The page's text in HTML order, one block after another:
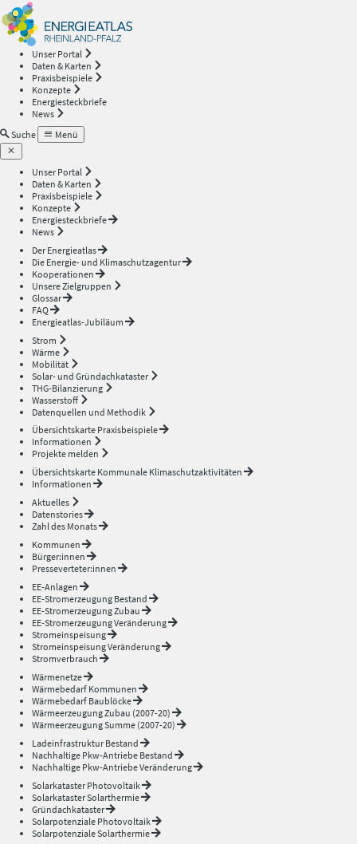
Unser Portal
Daten & Karten
Praxisbeispiele
Konzepte
Energiesteckbriefe
News
Suche
Menü
Unser Portal
Daten & Karten
Praxisbeispiele
Konzepte
Energiesteckbriefe
News
Der Energieatlas
Die Energie- und Klimaschutzagentur
Kooperationen
Unsere Zielgruppen
Glossar
FAQ
Energieatlas-Jubiläum
Strom
Wärme
Mobilität
Solar- und Gründachkataster
THG-Bilanzierung
Wasserstoff
Datenquellen und Methodik
Übersichtskarte Praxisbeispiele
Informationen
Projekte melden
Übersichtskarte Kommunale Klimaschutzaktivitäten
Informationen
Aktuelles
Datenstories
Zahl des Monats
Kommunen
Bürger:innen
Presseverteter:innen
EE-Anlagen
EE-Stromerzeugung Bestand
EE-Stromerzeugung Zubau
EE-Stromerzeugung Veränderung
Stromeinspeisung
Stromeinspeisung Veränderung
Stromverbrauch
Wärmenetze
Wärmebedarf Kommunen
Wärmebedarf Baublöcke
Wärmeerzeugung Zubau (2007-20)
Wärmeerzeugung Summe (2007-20)
Ladeinfrastruktur Bestand
Nachhaltige Pkw-Antriebe Bestand
Nachhaltige Pkw-Antriebe Veränderung
Solarkataster Photovoltaik
Solarkataster Solarthermie
Gründachkataster
Solarpotenziale Photovoltaik
Solarpotenziale Solarthermie